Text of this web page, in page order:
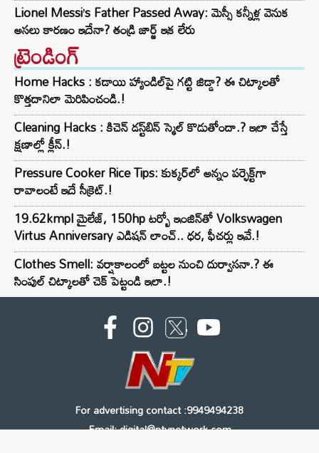
Lionel Messi’s Father Passed Away: మెస్సీ కన్నీళ్ల వెనుక
అసలు కారణం ఇదేనా? తండ్రి జార్జ్ ఇక లేరు
ట్రెండింగ్‌
Home Hacks : కడాయి హ్యాండిల్‌పై గట్టి జిడ్డా? ఈ చిట్కాలతో
కొత్తదానిలా మెరిపించండి.!
Cleaning Hacks : కిచెన్ డస్ట్‌బిన్ స్మెల్ కొడుతోందా.? ఇలా చేస్తే
క్షణాల్లో క్లీన్.!
Pressure Cooker Rice Tips: కుక్కర్‌లో అన్నం పర్ఫెక్ట్‌గా
రావాలంటే ఇదే సీక్రెట్.!
19.62kmpl మైలేజ్, 150hp టర్బో ఇంజిన్‌తో Volkswagen
Virtus Anniversary ఎడిషన్ లాంచ్.. ధర, ఫీచర్లు ఇవే.!
Clothes Smell: వర్షాకాలంలో బట్టల నుంచి దుర్వాసనా.? ఈ
సింపుల్ చిట్కాలతో చెక్ పెట్టండి ఇలా.!
For advertising contact :9949494238
Email: digital@ntvnetwork.com